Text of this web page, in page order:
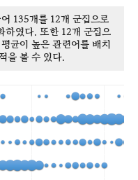
135개를 12개 군집으로
하였다. 또한 12개 군집으
균이 높은 관련어를 배치
을 볼 수 있다.